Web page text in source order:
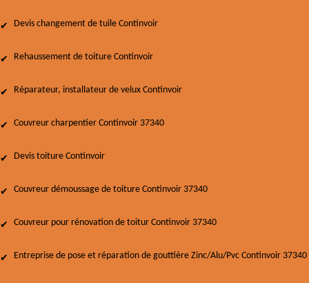
Devis changement de tuile Continvoir
Rehaussement de toiture Continvoir
Réparateur, installateur de velux Continvoir
Couvreur charpentier Continvoir 37340
Devis toiture Continvoir
Couvreur démoussage de toiture Continvoir 37340
Couvreur pour rénovation de toitur Continvoir 37340
Entreprise de pose et réparation de gouttière Zinc/Alu/Pvc Continvoir 37340